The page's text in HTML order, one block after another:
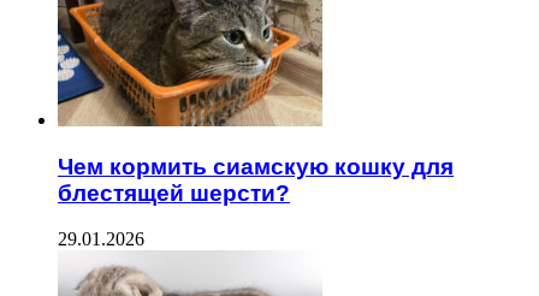
Чем кормить сиамскую кошку для
блестящей шерсти?
29.01.2026